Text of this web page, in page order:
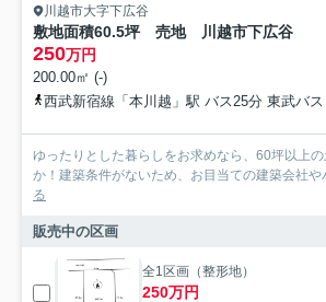
川越市大字下広谷
敷地面積60.5坪 売地 川越市下広谷
250万円
200.00㎡ (-)
西武新宿線「本川越」駅 バス25分 東武バス「団地
ゆったりとした暮らしをお求めなら、60坪以上
か！建築条件がないため、お目当ての建築会社や
る
販売中の区画
全1区画（整形地）
250万円